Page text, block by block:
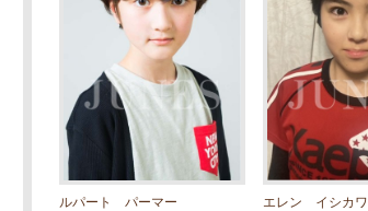
ルパート パーマー
エレン イシカワ